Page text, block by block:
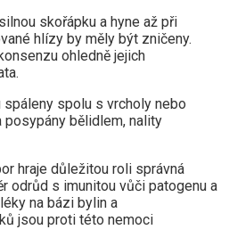
skořápku a hyne až při
hlízy by měly být zničeny.
ohledně jejich
spolu s vrcholy nebo
bělidlem, nality
hraje důležitou roli správná
odrůd s imunitou vůči patogenu a
na bázi bylin a
jsou proti této nemoci